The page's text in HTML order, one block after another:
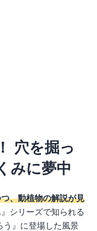
穴を掘っ
みに夢中
、動植物の解説が見
シリーズで知られる
う』に登場した風景